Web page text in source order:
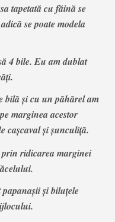
tapetată cu făină se
se poate modela
4 bile. Eu am dublat
bilă și cu un păhărel am
marginea acestor
cașcaval și șunculiță.
ridicarea marginei
și biluțele